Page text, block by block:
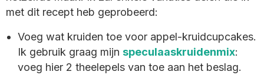
met dit recept heb geprobeerd:
Voeg wat kruiden toe voor appel-kruidcupcakes.
Ik gebruik graag mijn speculaaskruidenmix:
voeg hier 2 theelepels van toe aan het beslag.